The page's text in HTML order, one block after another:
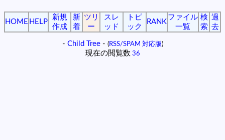
HOME HELP
新規
作成
新
着
ツリ
ー
スレ
ッド
トピ
ック
RANK
ファイル
一覧
検
索
過
去
- Child Tree- (RSS/SPAM 対応版)
現在の閲覧数 36